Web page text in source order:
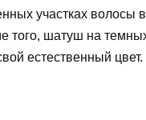
участках волосы
того, шатуш на
естественный